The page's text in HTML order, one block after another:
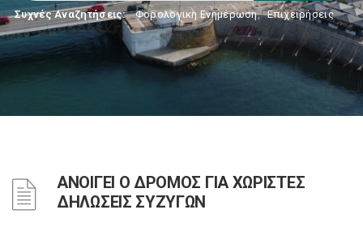
Συχνές Αναζητήσεις: Φορολογικη Ενημέρωση, Επιχειρήσεις
ΑΝΟΙΓΕΙ Ο ΔΡΟΜΟΣ ΓΙΑ ΧΩΡΙΣΤΕΣ
ΔΗΛΩΣΕΙΣ ΣΥΖΥΓΩΝ